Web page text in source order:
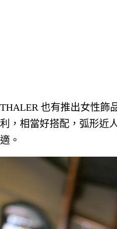
THALER 也有推出女性飾
利，相當好搭配，弧形近
適。